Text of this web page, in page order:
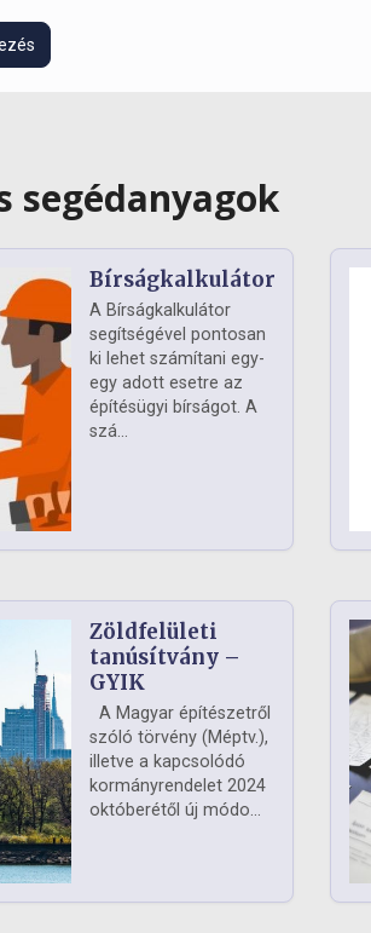
segédanyagok
Bírságkalkulátor
A Bírságkalkulátor
segítségével pontosan
ki lehet számítani egy-
egy adott esetre az
építésügyi bírságot. A
szá...
Zöldfelületi
tanúsítvány –
GYIK
A Magyar építészetről
szóló törvény (Méptv.),
illetve a kapcsolódó
kormányrendelet 2024
októberétől új módo...